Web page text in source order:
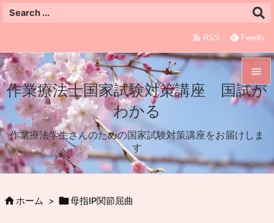
作業療法士国家試験対策講座 国試が
わかる
作業療法学生さんのための国家試験対策講座をお届けしま
す




 RSS Feedly
ホーム > 母指IP関節屈曲